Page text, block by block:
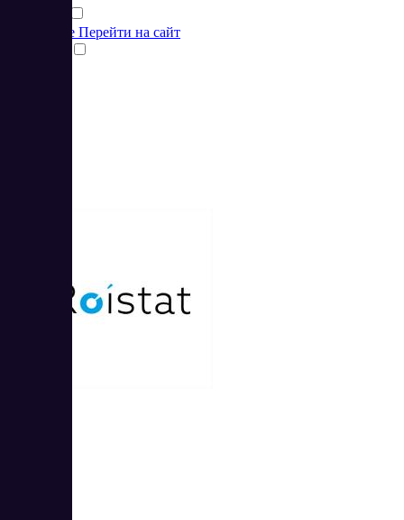
Подробнее Перейти на сайт